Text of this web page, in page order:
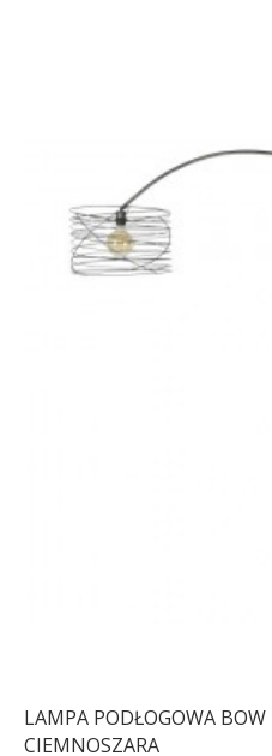
LAMPA PODŁOGOWA
CIEMNOSZARA